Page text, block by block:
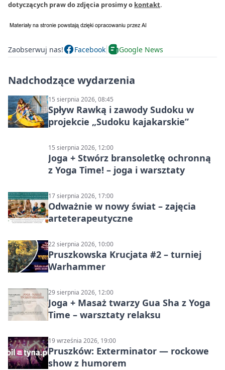
dotyczących praw do zdjęcia prosimy o kontakt.
Zaobserwuj nas! Facebook Google News
Nadchodzące wydarzenia
15 sierpnia 2026, 08:45
Spływ Rawką i zawody Sudoku w
projekcie „Sudoku kajakarskie”
15 sierpnia 2026, 12:00
Joga + Stwórz bransoletkę ochronną
z Yoga Time! – joga i warsztaty
17 sierpnia 2026, 17:00
Odważnie w nowy świat – zajęcia
arteterapeutyczne
22 sierpnia 2026, 10:00
Pruszkowska Krucjata #2 – turniej
Warhammer
29 sierpnia 2026, 12:00
Joga + Masaż twarzy Gua Sha z Yoga
Time – warsztaty relaksu
19 września 2026, 19:00
Pruszków: Exterminator — rockowe
show z humorem